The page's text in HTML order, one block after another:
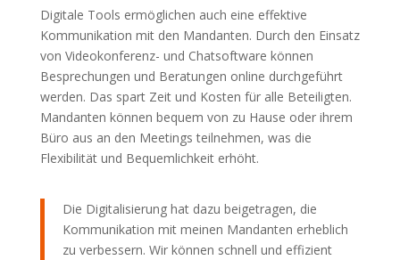
Digitale Tools ermöglichen auch eine effektive
Kommunikation mit den Mandanten. Durch den Einsatz
von Videokonferenz- und Chatsoftware können
Besprechungen und Beratungen online durchgeführt
werden. Das spart Zeit und Kosten für alle Beteiligten.
Mandanten können bequem von zu Hause oder ihrem
Büro aus an den Meetings teilnehmen, was die
Flexibilität und Bequemlichkeit erhöht.
Die Digitalisierung hat dazu beigetragen, die
Kommunikation mit meinen Mandanten erheblich
zu verbessern. Wir können schnell und effizient